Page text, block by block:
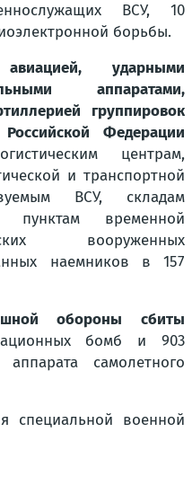
ВСУ, 10
борьбы.
авиацией, ударными
аппаратами,
группировок
Федерации
центрам,
и транспортной
ВСУ, складам
временной
вооруженных
наемников в 157
обороны сбиты
бомб и 903
самолетного
специальной военной